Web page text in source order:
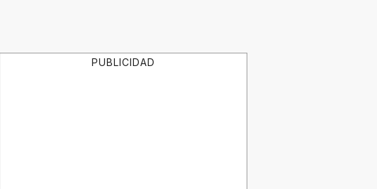
PUBLICIDAD